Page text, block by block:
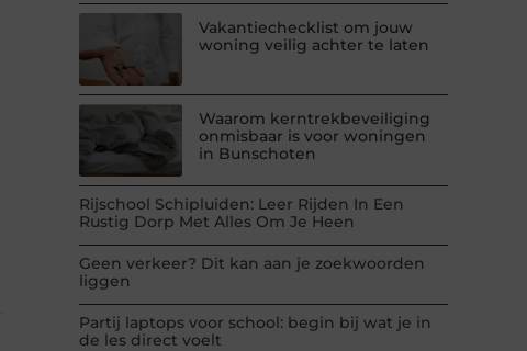
Vakantiechecklist om jouw
woning veilig achter te laten
Waarom kerntrekbeveiliging
onmisbaar is voor woningen
in Bunschoten
Rijschool Schipluiden: Leer Rijden In Een
Rustig Dorp Met Alles Om Je Heen
Geen verkeer? Dit kan aan je zoekwoorden
liggen
Partij laptops voor school: begin bij wat je in
de les direct voelt